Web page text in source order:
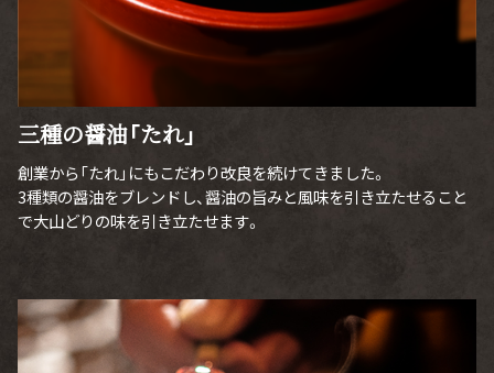
三種の醤油「たれ」
創業から「たれ」にもこだわり改良を続けてきました。
3種類の醤油をブレンドし、醤油の旨みと風味を引き立たせること
で大山どりの味を引き立たせます。